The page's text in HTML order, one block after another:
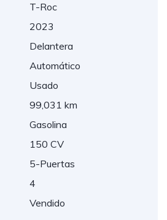
T-Roc
2023
Delantera
Automático
Usado
99,031 km
Gasolina
150 CV
5-Puertas
4
Vendido